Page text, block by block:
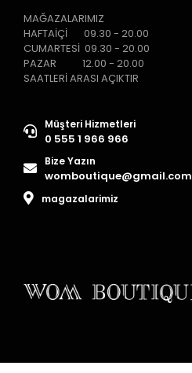
MAĞAZALARIMIZ
HAFTAİÇİ 09.30 - 20.00
CUMARTESİ 09.30 - 20.00
PAZAR 12.00 - 20.00
SAATLERİ ARASI AÇIKTIR
Müşteri Hizmetleri
0 555 1 966 966
Bize Yazın
womboutique@gmail.com
magazalarimiz